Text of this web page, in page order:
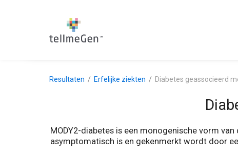
Resultaten Erfelijke ziekten Diabetes geassocieerd
MODY2-diabetes is een monogenische vorm
asymptomatisch is en gekenmerkt wordt door